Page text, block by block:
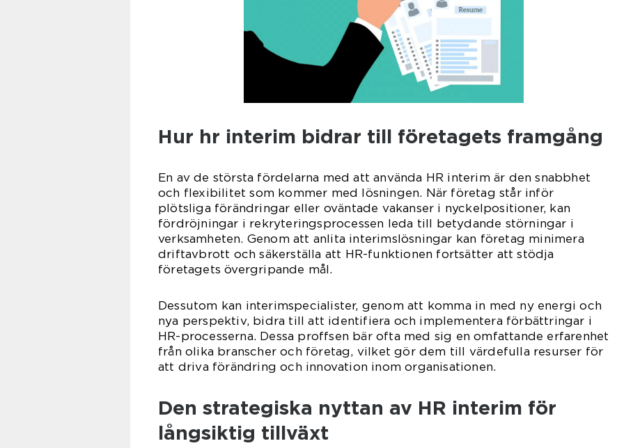
Hur hr interim bidrar till företagets framgång
En av de största fördelarna med att använda HR interim är den snabbhet
och flexibilitet som kommer med lösningen. När företag står inför
plötsliga förändringar eller oväntade vakanser i nyckelpositioner, kan
fördröjningar i rekryteringsprocessen leda till betydande störningar i
verksamheten. Genom att anlita interimslösningar kan företag minimera
driftavbrott och säkerställa att HR-funktionen fortsätter att stödja
företagets övergripande mål.
Dessutom kan interimspecialister, genom att komma in med ny energi och
nya perspektiv, bidra till att identifiera och implementera förbättringar i
HR-processerna. Dessa proffsen bär ofta med sig en omfattande erfarenhet
från olika branscher och företag, vilket gör dem till värdefulla resurser för
att driva förändring och innovation inom organisationen.
Den strategiska nyttan av HR interim för
långsiktig tillväxt